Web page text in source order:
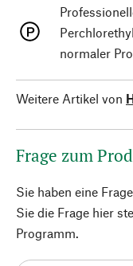
normaler
Weitere Artikel von
Frage zum
Sie haben eine
Sie die Frage hier
Programm.